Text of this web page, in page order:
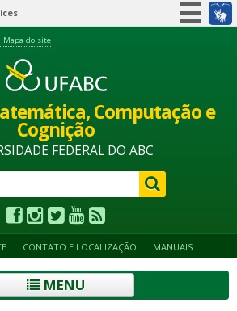
Information access
Legislation
Information channels
Mapa do site
Computação e
Cognição
FEDERAL DO ABC
CONTATO E LOCALIZAÇÃO MANUAIS
MENU